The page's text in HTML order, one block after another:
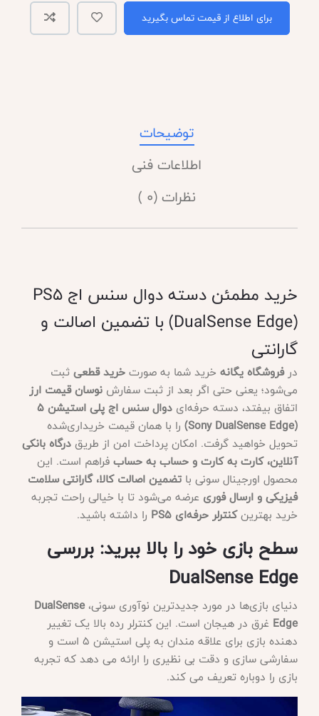
برای اطلاع از قیمت تماس بگیرید
توضیحات
اطلاعات فنی
نظرات (0 )
خرید مطمئن دسته دوال سنس اج PS5
(DualSense Edge) با تضمین اصالت و
گارانتی
درفروشگاه یگانه خرید شما به صورتخرید قطعیثبت
می‌شود؛ یعنی حتی اگر بعد از ثبت سفارش نوسان قیمت ارز
اتفاق بیفتد، دسته حرفه‌ای
دوال سنس اج پلی استیشن ۵
(Sony DualSense Edge)
را با همان قیمت خریداری‌شده
تحویل خواهید گرفت. امکان پرداخت امن از طریقدرگاه بانکی
آنلاین، کارت به کارت و حساب به حسابفراهم است. این
محصول اورجینال سونی باتضمین اصالت کالا، گارانتی سلامت
فیزیکی و ارسال فوری عرضه می‌شود تا با خیالی راحت تجربه
خرید بهترینکنترلر حرفه‌ای PS5 را داشته باشید.
سطح بازی خود را بالا ببرید: بررسی
DualSense Edge
دنیای بازی‌ها در مورد جدیدترین نوآوری سونی،DualSense
Edge غرق در هیجان است. این کنترلر رده بالا یک تغییر
دهنده بازی برای علاقه مندان به پلی استیشن 5 است و
سفارشی سازی و دقت بی نظیری را ارائه می دهد که تجربه
بازی را دوباره تعریف می کند.